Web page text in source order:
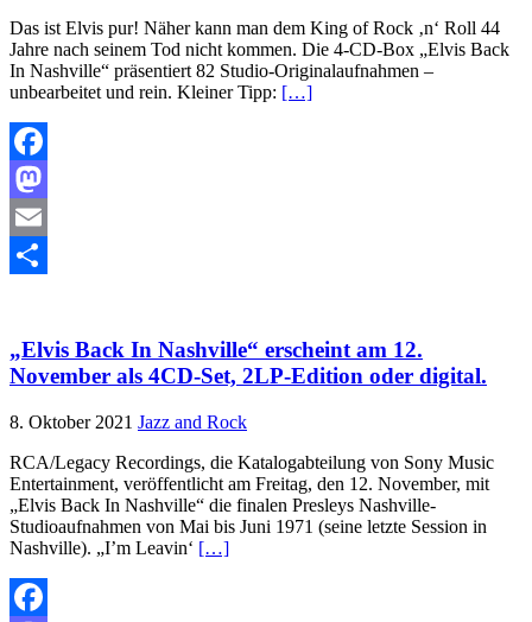
Das ist Elvis pur! Näher kann man dem King of Rock ‚n‘ Roll 44
Jahre nach seinem Tod nicht kommen. Die 4-CD-Box „Elvis Back
In Nashville“ präsentiert 82 Studio-Originalaufnahmen –
unbearbeitet und rein. Kleiner Tipp: […]
Facebook
Mastodon
Email
„Elvis Back In Nashville“ erscheint am 12.
November als 4CD-Set, 2LP-Edition oder digital.
8. Oktober 2021 Jazz and Rock
RCA/Legacy Recordings, die Katalogabteilung von Sony Music
Entertainment, veröffentlicht am Freitag, den 12. November, mit
„Elvis Back In Nashville“ die finalen Presleys Nashville-
Studioaufnahmen von Mai bis Juni 1971 (seine letzte Session in
Nashville). „I’m Leavin‘ […]